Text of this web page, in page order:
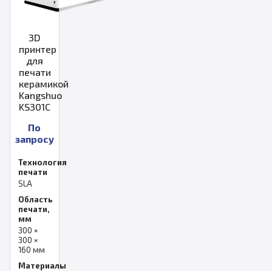
3D
принтер
для
печати
керамикой
Kangshuo
KS301C
По
запросу
Технология
печати
SLA
Область
печати,
мм
300 ×
300 ×
160 мм
Материалы